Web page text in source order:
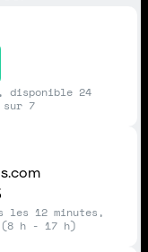
disponible 24
sur 7
les 12 minutes,
(8 h - 17 h)